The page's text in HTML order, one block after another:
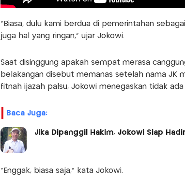
"Biasa, dulu kami berdua di pemerintahan
juga hal yang ringan," ujar Jokowi.
Saat disinggung apakah sempat merasa
belakangan disebut memanas setelah nama JK
fitnah ijazah palsu, Jokowi menegaskan tidak ada
Baca Juga:
Jika Dipanggil Hakim, Jokowi Siap
"Enggak, biasa saja," kata Jokowi.